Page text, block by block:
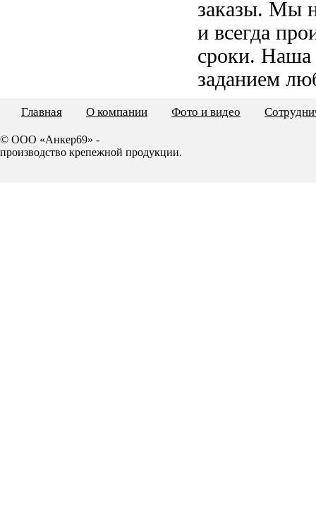
заказы. Мы
и всегда
сроки. Наша
заданием
Главная О компании Фото и видео
© ООО «Анкер69» -
производство крепежной продукции.